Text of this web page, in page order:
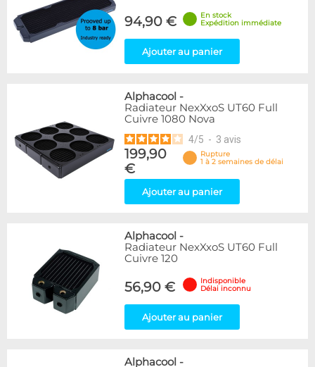
94,90 €
En stock
Expédition immédiate
Ajouter au panier
Alphacool -
Radiateur NexXxoS UT60 Full
Cuivre 1080 Nova
4/5 - 3 avis
199,90
€
Rupture
1 à 2 semaines de délai
Ajouter au panier
Alphacool -
Radiateur NexXxoS UT60 Full
Cuivre 120
56,90 €
Indisponible
Délai inconnu
Ajouter au panier
Alphacool -